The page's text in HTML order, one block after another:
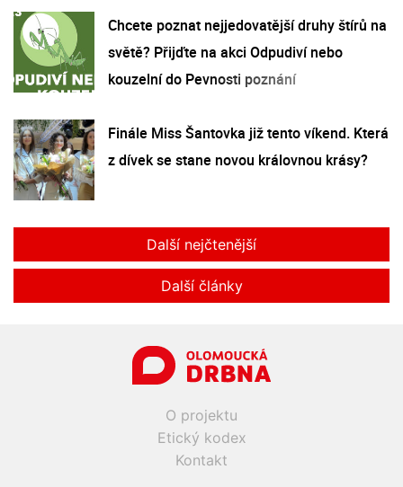
Chcete poznat nejjedovatější druhy štírů na
světě? Přijďte na akci Odpudiví nebo
kouzelní do Pevnosti poznání
Finále Miss Šantovka již tento víkend. Která
z dívek se stane novou královnou krásy?
Další nejčtenější
Další články
O projektu
Etický kodex
Kontakt